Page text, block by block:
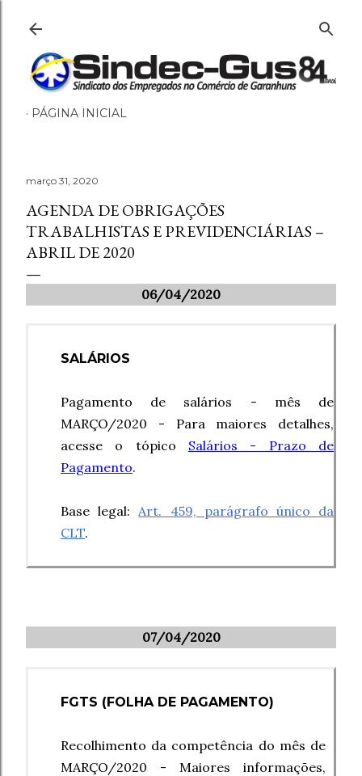
PÁGINA INICIAL
março 31, 2020
AGENDA DE OBRIGAÇÕES
TRABALHISTAS E PREVIDENCIÁRIAS –
ABRIL DE 2020
06/04/2020
SALÁRIOS
Pagamento de salários - mês de
MARÇO/2020 - Para maiores detalhes,
acesse o tópico Salários - Prazo de
Pagamento.
Base legal:Art. 459, parágrafo único da
CLT.
07/04/2020
FGTS (FOLHA DE PAGAMENTO)
Recolhimento da competência do mês de
MARÇO/2020 - Maiores informações,